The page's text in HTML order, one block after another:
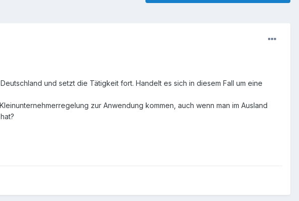
und setzt die Tätigkeit fort. Handelt es sich in diesem Fall um eine
zur Anwendung kommen, auch wenn man im Ausland